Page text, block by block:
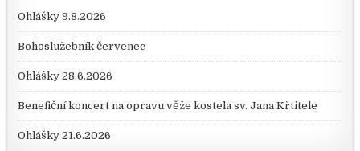
Ohlášky 9.8.2026
Bohoslužebník červenec
Ohlášky 28.6.2026
Benefiční koncert na opravu věže kostela sv. Jana Křtitele
Ohlášky 21.6.2026